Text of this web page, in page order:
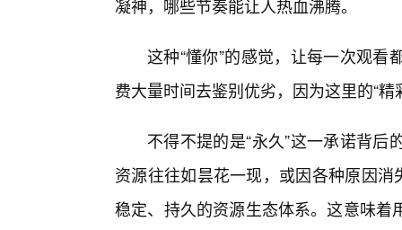
凝神，哪些节奏能让人热血沸腾。
这种“懂你”的感觉，让每一次观
费大量时间去鉴别优劣，因为这里的“
不得不提的是“永久”这一承诺背
资源往往如昙花一现，或因各种原因
稳定、持久的资源生态体系。这意味